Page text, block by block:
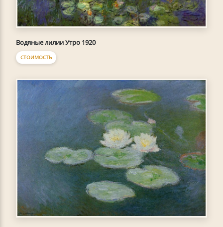
Водяные лилии Утро 1920
СТОИМОСТЬ